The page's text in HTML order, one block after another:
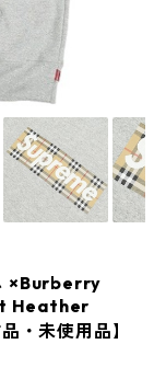
×Burberry
Heather
・未使用品】